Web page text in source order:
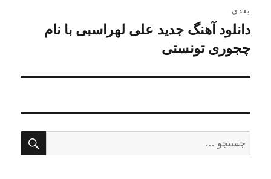
بعدی
نوشته
بعدی:
دانلود آهنگ جدید علی لهراسبی با نام
چجوری تونستی
برای: